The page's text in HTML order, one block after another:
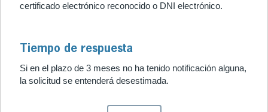
certificado electrónico reconocido o DNI electrónico.
Tiempo de respuesta
Si en el plazo de 3 meses no ha tenido notificación alguna,
la solicitud se entenderá desestimada.